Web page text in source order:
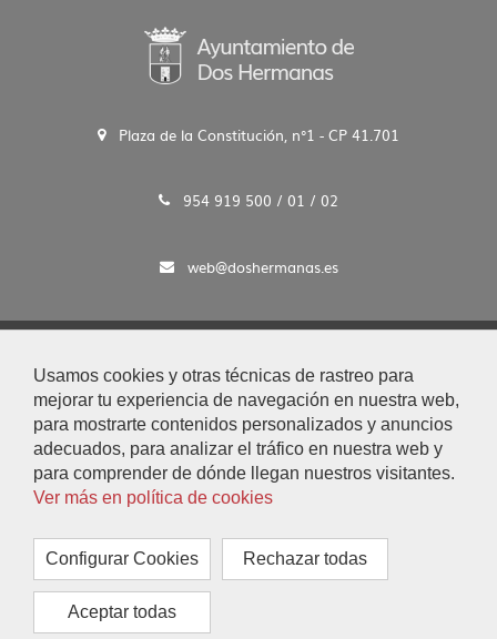
Usamos cookies y otras técnicas de rastreo para
mejorar tu experiencia de navegación en nuestra web,
para mostrarte contenidos personalizados y anuncios
adecuados, para analizar el tráfico en nuestra web y
para comprender de dónde llegan nuestros visitantes.
Ver más en política de cookies
Configurar Cookies Rechazar todas
Aceptar todas
Plaza de la Constitución, n°1 - CP 41.701
954 919 500 / 01 / 02
web@doshermanas.es
Aviso Legal y Protección de Datos
|
Mapa Web
|
Accesibilidad
|
|
Contacto